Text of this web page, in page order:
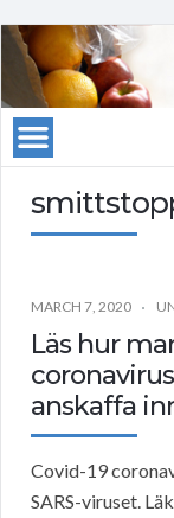
MARCH 7, 2020
Läs hur
anskaffa
Covid-19
SARS-viruset.